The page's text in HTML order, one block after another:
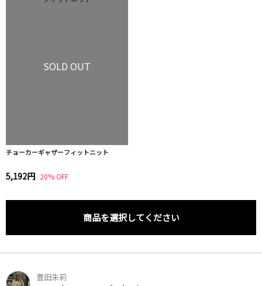
SOLD OUT
チョーカーギャザーフィットニット
5,192円 20% OFF
商品を選択してください
豊田朱莉